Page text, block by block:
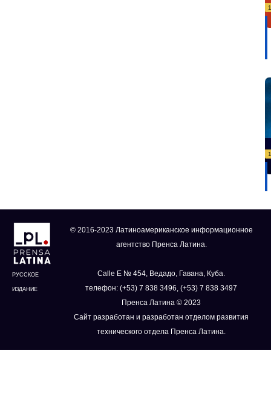
РУССКОЕ
ИЗДАНИЕ
© 2016-2023 Латиноамериканское информационное
агентство Пренса Латина.
Calle E № 454, Ведадо, Гавана, Куба.
телефон: (+53) 7 838 3496, (+53) 7 838 3497
Пренса Латина © 2023
Сайт разработан и разработан отделом развития
технического отдела Пренса Латина.